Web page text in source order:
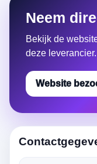
Neem
Bekijk de
deze leverancier.
Website